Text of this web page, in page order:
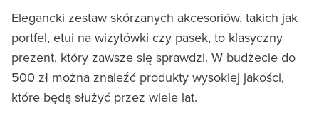
Elegancki zestaw skórzanych akcesoriów, takich jak
portfel, etui na wizytówki czy pasek, to klasyczny
prezent, który zawsze się sprawdzi. W budżecie do
500 zł można znaleźć produkty wysokiej jakości,
które będą służyć przez wiele lat.